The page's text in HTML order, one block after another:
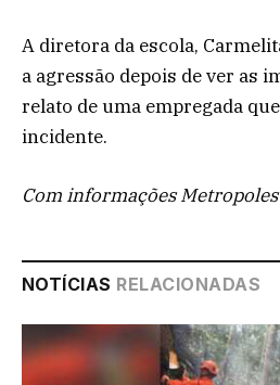
A diretora da escola,
a agressão depois de ver as
relato de uma empregada
incidente.
Com informações Metropoles
NOTÍCIAS RELACIONADAS